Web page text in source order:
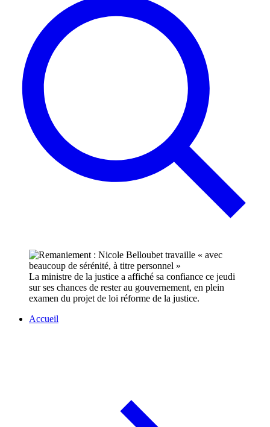
La ministre de la justice a affiché sa confiance ce jeudi
sur ses chances de rester au gouvernement, en plein
examen du projet de loi réforme de la justice.
Accueil